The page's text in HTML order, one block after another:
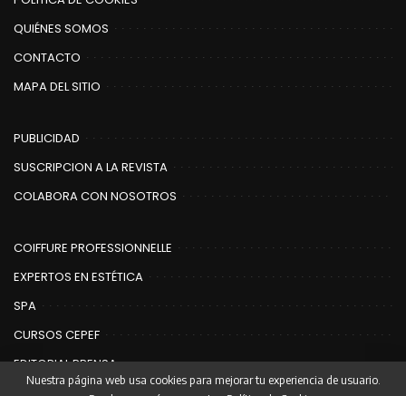
QUIÉNES SOMOS
CONTACTO
MAPA DEL SITIO
PUBLICIDAD
SUSCRIPCION A LA REVISTA
COLABORA CON NOSOTROS
COIFFURE PROFESSIONNELLE
EXPERTOS EN ESTÉTICA
SPA
CURSOS CEPEF
EDITORIAL PRENSA
Nuestra página web usa cookies para mejorar tu experiencia de usuario.